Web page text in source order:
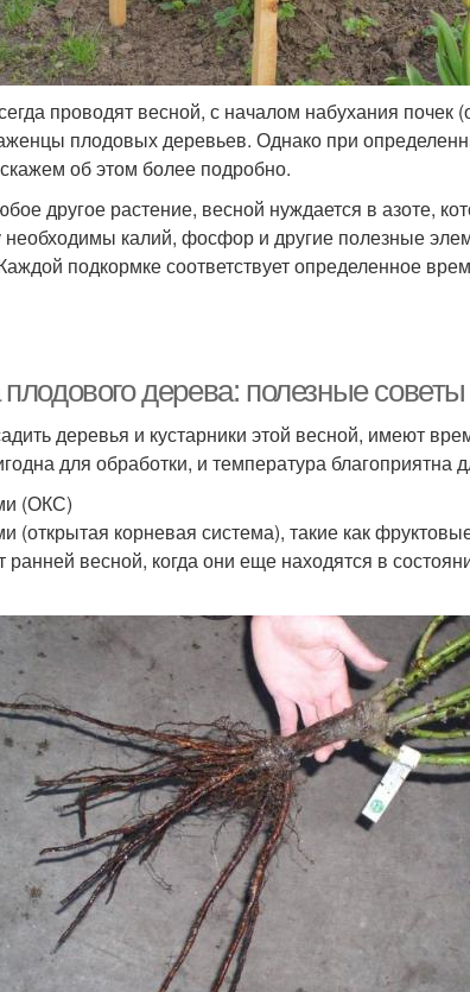
проводят весной, с началом набухания почек
плодовых деревьев. Однако при
об этом более подробно.
другое растение, весной нуждается в азоте,
калий, фосфор и другие полезные
подкормке соответствует определенное
плодового дерева: полезные
деревья и кустарники этой весной, имеют
для обработки, и температура благоприятна
(ОКС)
(открытая корневая система), такие как
весной, когда они еще находятся в